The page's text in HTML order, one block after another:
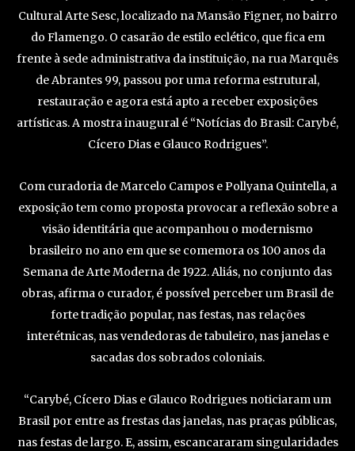
Cultural Arte Sesc, localizado na Mansão Figner, no bairro
do Flamengo. O casarão de estilo eclético, que fica em
frente à sede administrativa da instituição, na rua Marquês
de Abrantes 99, passou por uma reforma estrutural,
restauração e agora está apto a receber exposições
artísticas. A mostra inaugural é “Notícias do Brasil: Carybé,
Cícero Dias e Glauco Rodrigues”.
Com curadoria de Marcelo Campos e Pollyana Quintella, a
exposição tem como proposta provocar a reflexão sobre a
visão identitária que acompanhou o modernismo
brasileiro no ano em que se comemora os 100 anos da
Semana de Arte Moderna de 1922. Aliás, no conjunto das
obras, afirma o curador, é possível perceber um Brasil de
forte tradição popular, nas festas, nas relações
interétnicas, nas vendedoras de tabuleiro, nas janelas e
sacadas dos sobrados coloniais.
“Carybé, Cícero Dias e Glauco Rodrigues noticiaram um
Brasil por entre as frestas das janelas, nas praças públicas,
nas festas de largo. E, assim, escancararam singularidades